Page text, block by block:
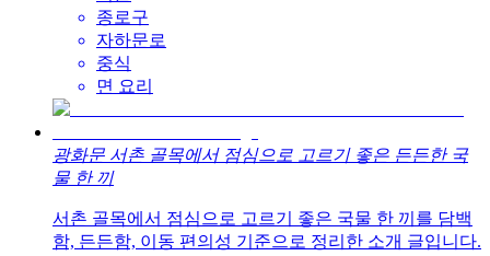
종로구
자하문로
중식
면 요리
광화문 서촌 골목에서 점심으로 고르기 좋은 든든한 국
물 한 끼
서촌 골목에서 점심으로 고르기 좋은 국물 한 끼를 담백
함, 든든함, 이동 편의성 기준으로 정리한 소개 글입니다.